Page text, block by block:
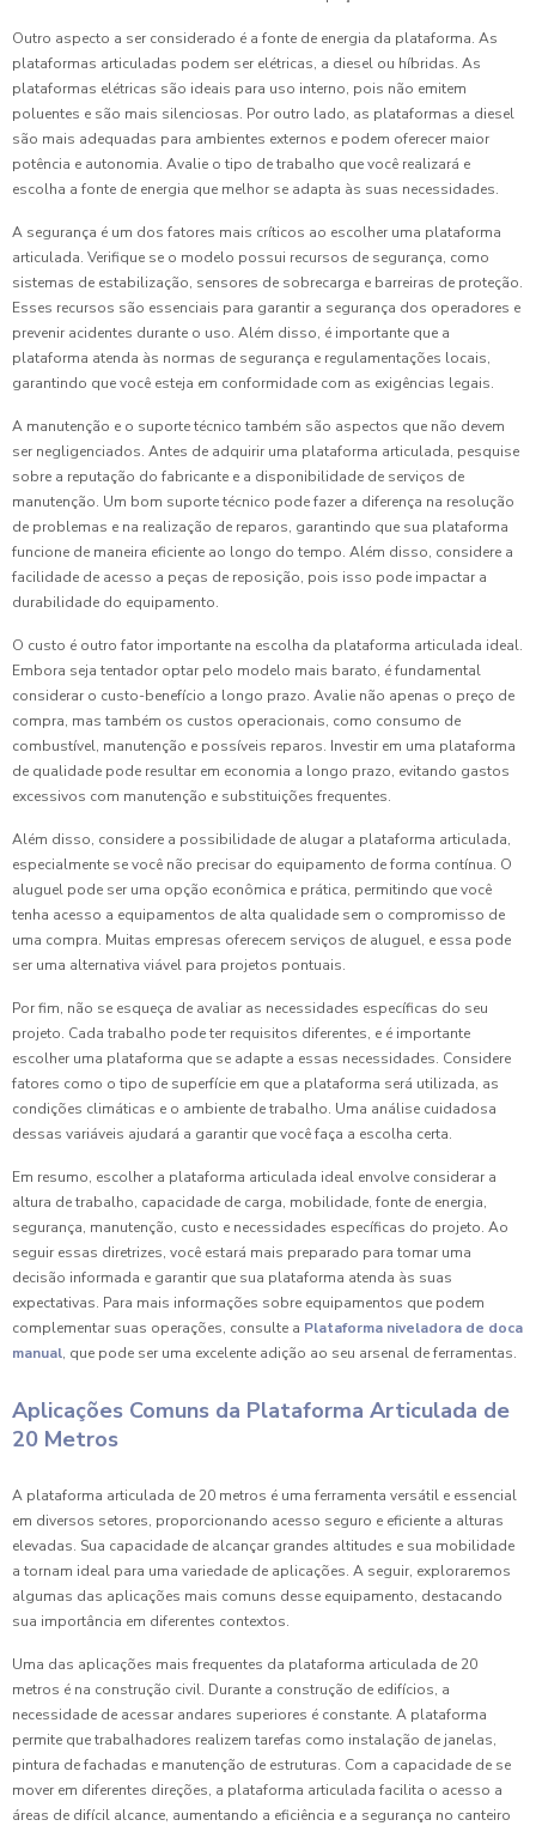
Outro aspecto a ser considerado é a fonte de energia da plataforma. As
plataformas articuladas podem ser elétricas, a diesel ou híbridas. As
plataformas elétricas são ideais para uso interno, pois não emitem
poluentes e são mais silenciosas. Por outro lado, as plataformas a diesel
são mais adequadas para ambientes externos e podem oferecer maior
potência e autonomia. Avalie o tipo de trabalho que você realizará e
escolha a fonte de energia que melhor se adapta às suas necessidades.
A segurança é um dos fatores mais críticos ao escolher uma plataforma
articulada. Verifique se o modelo possui recursos de segurança, como
sistemas de estabilização, sensores de sobrecarga e barreiras de proteção.
Esses recursos são essenciais para garantir a segurança dos operadores e
prevenir acidentes durante o uso. Além disso, é importante que a
plataforma atenda às normas de segurança e regulamentações locais,
garantindo que você esteja em conformidade com as exigências legais.
A manutenção e o suporte técnico também são aspectos que não devem
ser negligenciados. Antes de adquirir uma plataforma articulada, pesquise
sobre a reputação do fabricante e a disponibilidade de serviços de
manutenção. Um bom suporte técnico pode fazer a diferença na resolução
de problemas e na realização de reparos, garantindo que sua plataforma
funcione de maneira eficiente ao longo do tempo. Além disso, considere a
facilidade de acesso a peças de reposição, pois isso pode impactar a
durabilidade do equipamento.
O custo é outro fator importante na escolha da plataforma articulada ideal.
Embora seja tentador optar pelo modelo mais barato, é fundamental
considerar o custo-benefício a longo prazo. Avalie não apenas o preço de
compra, mas também os custos operacionais, como consumo de
combustível, manutenção e possíveis reparos. Investir em uma plataforma
de qualidade pode resultar em economia a longo prazo, evitando gastos
excessivos com manutenção e substituições frequentes.
Além disso, considere a possibilidade de alugar a plataforma articulada,
especialmente se você não precisar do equipamento de forma contínua. O
aluguel pode ser uma opção econômica e prática, permitindo que você
tenha acesso a equipamentos de alta qualidade sem o compromisso de
uma compra. Muitas empresas oferecem serviços de aluguel, e essa pode
ser uma alternativa viável para projetos pontuais.
Por fim, não se esqueça de avaliar as necessidades específicas do seu
projeto. Cada trabalho pode ter requisitos diferentes, e é importante
escolher uma plataforma que se adapte a essas necessidades. Considere
fatores como o tipo de superfície em que a plataforma será utilizada, as
condições climáticas e o ambiente de trabalho. Uma análise cuidadosa
dessas variáveis ajudará a garantir que você faça a escolha certa.
Em resumo, escolher a plataforma articulada ideal envolve considerar a
altura de trabalho, capacidade de carga, mobilidade, fonte de energia,
segurança, manutenção, custo e necessidades específicas do projeto. Ao
seguir essas diretrizes, você estará mais preparado para tomar uma
decisão informada e garantir que sua plataforma atenda às suas
expectativas. Para mais informações sobre equipamentos que podem
complementar suas operações, consulte a Plataforma niveladora de doca
manual, que pode ser uma excelente adição ao seu arsenal de ferramentas.
Aplicações Comuns da Plataforma Articulada de
20 Metros
A plataforma articulada de 20 metros é uma ferramenta versátil e essencial
em diversos setores, proporcionando acesso seguro e eficiente a alturas
elevadas. Sua capacidade de alcançar grandes altitudes e sua mobilidade
a tornam ideal para uma variedade de aplicações. A seguir, exploraremos
algumas das aplicações mais comuns desse equipamento, destacando
sua importância em diferentes contextos.
Uma das aplicações mais frequentes da plataforma articulada de 20
metros é na construção civil. Durante a construção de edifícios, a
necessidade de acessar andares superiores é constante. A plataforma
permite que trabalhadores realizem tarefas como instalação de janelas,
pintura de fachadas e manutenção de estruturas. Com a capacidade de se
mover em diferentes direções, a plataforma articulada facilita o acesso a
áreas de difícil alcance, aumentando a eficiência e a segurança no canteiro